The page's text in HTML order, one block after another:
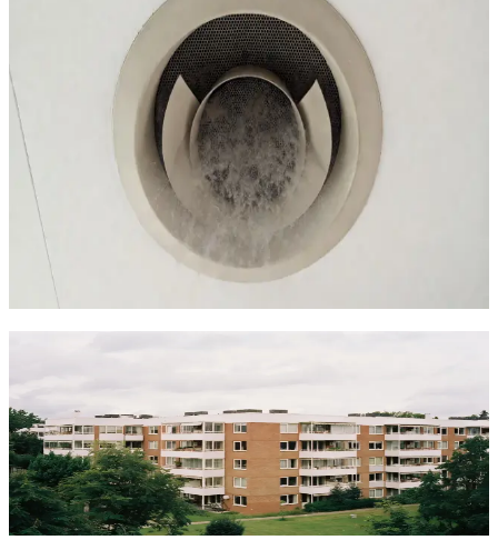
Ventilationsanlæg i boligforeninger kræver regelmæssig
vedligeholdelse for at sikre sundt indeklima for alle
beboere. Med mange lejligheder tilsluttet samme system
er det vigtigt at hele anlægget renses og vedligeholdes
professionelt. Vi tilbyder skræddersyede løsninger til
boligforeninger i hele Danmark.
Klager fra beboere over dårlig luft
Dårlig luftkvalitet i lejligheder
Forsikringskrav om vedligeholdelse
Støvproblemer i fællesarealer
Øget energiforbrug i ejendommen
Manglende vedligeholdelsesdokumentation
Indhent tilbud
Ved rensning af ventilationsanlæg i boligforeninger
tilbyder vi attraktive stordriftspriser. Jo flere lejligheder,
jo mere fordelagtig bliver prisen per enhed. Vi
koordinerer arbejdet effektivt, så beboerne oplever
minimal forstyrrelse.
Indhent tilbudRing70 60 30 04